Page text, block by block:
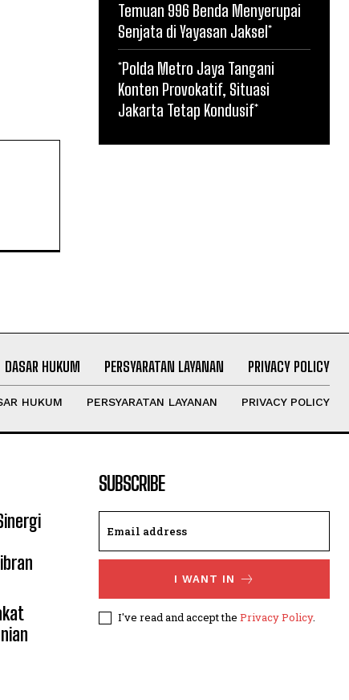
Temuan 996 Benda Menyerupai
Senjata di Yayasan Jaksel*
*Polda Metro Jaya Tangani
Konten Provokatif, Situasi
Jakarta Tetap Kondusif*
DASAR HUKUM PERSYARATAN LAYANAN PRIVACY POLICY
HUKUM PERSYARATAN LAYANAN PRIVACY POLICY
SUBSCRIBE
I WANT IN
I've read and accept the Privacy Policy.